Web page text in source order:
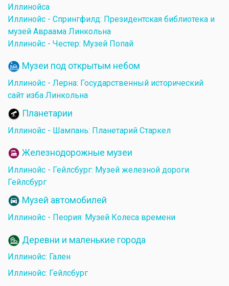
Иллинойса
Иллинойс - Спрингфилд: Президентская библиотека и
музей Авраама Линкольна
Иллинойс - Честер: Музей Попай
Музеи под открытым небом
Иллинойс - Лерна: Государственный исторический
сайт изба Линкольна
Планетарии
Иллинойс - Шампань: Планетарий Старкел
Железнодорожные музеи
Иллинойс - Гейлсбург: Музей железной дороги
Гейлсбург
Музей автомобилей
Иллинойс - Пеория: Музей Колеса времени
Деревни и маленькие города
Иллинойс: Гален
Иллинойс: Гейлсбург